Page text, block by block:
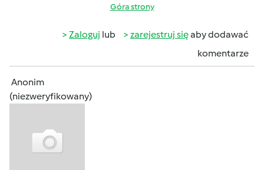
Góra strony
Zaloguj lub zarejestruj sięaby dodawać
komentarze
Anonim
(niezweryfikowany)